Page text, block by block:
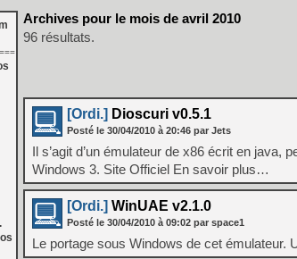
Archives pour le mois de avril 2010
96 résultats.
[Ordi.] Dioscuri v0.5.1
Posté le 30/04/2010 à 20:46 par Jets
Il s’agit d’un émulateur de x86 écrit en java,
Windows 3. Site Officiel En savoir plus…
[Ordi.] WinUAE v2.1.0
Posté le 30/04/2010 à 09:02 par space1
Le portage sous Windows de cet